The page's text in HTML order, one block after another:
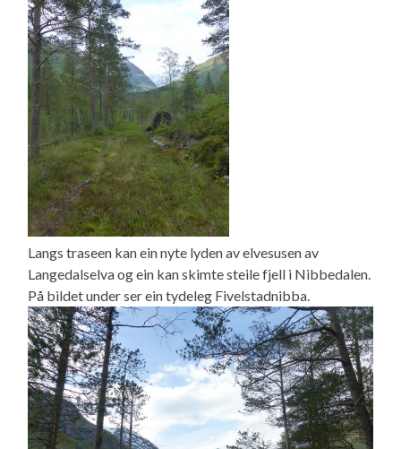
Langs traseen kan ein nyte lyden av elvesusen av
Langedalselva og ein kan skimte steile fjell i Nibbedalen.
På bildet under ser ein tydeleg Fivelstadnibba.